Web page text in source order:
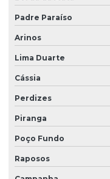
Padre Paraíso
Arinos
Lima Duarte
Cássia
Perdizes
Piranga
Poço Fundo
Raposos